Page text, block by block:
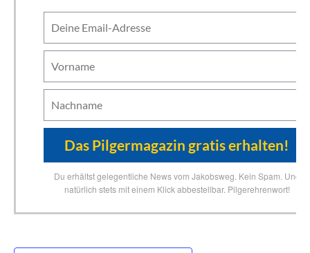
Du erhältst gelegentliche News vom Jakobsweg. Kein Spam. Und
natürlich stets mit einem Klick abbestellbar. Pilgerehrenwort!